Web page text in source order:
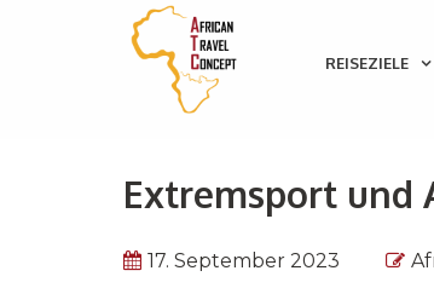
REISEZIELE
Extremsport und
17. September 2023